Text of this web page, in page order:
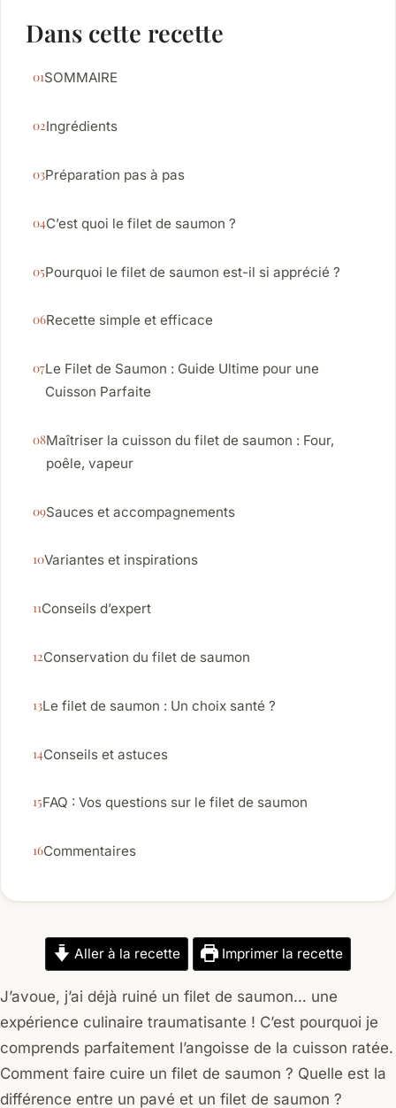
Dans cette recette
SOMMAIRE
Ingrédients
Préparation pas à pas
C’est quoi le filet de saumon ?
Pourquoi le filet de saumon est-il si apprécié ?
Recette simple et efficace
Le Filet de Saumon : Guide Ultime pour une
Cuisson Parfaite
Maîtriser la cuisson du filet de saumon : Four,
poêle, vapeur
Sauces et accompagnements
Variantes et inspirations
Conseils d’expert
Conservation du filet de saumon
Le filet de saumon : Un choix santé ?
Conseils et astuces
FAQ : Vos questions sur le filet de saumon
Commentaires
Aller à la recette Imprimer la recette
J’avoue, j’ai déjà ruiné un filet de saumon… une
expérience culinaire traumatisante ! C’est pourquoi je
comprends parfaitement l’angoisse de la cuisson ratée.
Comment faire cuire un filet de saumon ? Quelle est la
différence entre un pavé et un filet de saumon ?